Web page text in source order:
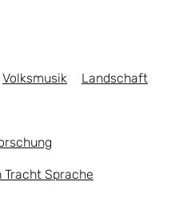
Volksmusik Landschaft
Tracht Sprache